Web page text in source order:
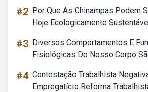
#2 Por Que As Chinampas Podem
Hoje Ecologicamente
#3 Diversos Comportamentos E
Fisiológicas Do Nosso Corpo
#4 Contestação Trabalhista
Empregatício Reforma